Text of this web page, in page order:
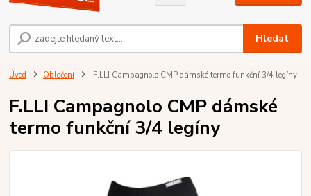
Hledat
Úvod Oblečení F.LLI Campagnolo CMP dámské termo funkční 3/4 legíny
F.LLI Campagnolo CMP dámské
termo funkční 3/4 legíny